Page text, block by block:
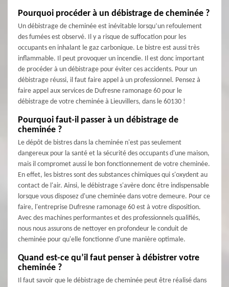
Pourquoi procéder à un débistrage de cheminée ?
Un débistrage de cheminée est inévitable lorsqu’un refoulement
des fumées est observé. Il y a risque de suffocation pour les
occupants en inhalant le gaz carbonique. Le bistre est aussi très
inflammable. Il peut provoquer un incendie. Il est donc important
de procéder à un débistrage pour éviter ces accidents. Pour un
débistrage réussi, il faut faire appel à un professionnel. Pensez à
faire appel aux services de Dufresne ramonage 60 pour le
débistrage de votre cheminée à Lieuvillers, dans le 60130 !
Pourquoi faut-il passer à un débistrage de
cheminée ?
Le dépôt de bistres dans la cheminée n'est pas seulement
dangereux pour la santé et la sécurité des occupants d'une maison,
mais il compromet aussi le bon fonctionnement de votre cheminée.
En effet, les bistres sont des substances chimiques qui s'oxydent au
contact de l'air. Ainsi, le débistrage s'avère donc être indispensable
lorsque vous disposez d'une cheminée dans votre demeure. Pour ce
faire, l'entreprise Dufresne ramonage 60 est à votre disposition.
Avec des machines performantes et des professionnels qualifiés,
nous nous assurons de nettoyer en profondeur le conduit de
cheminée pour qu'elle fonctionne d'une manière optimale.
Quand est-ce qu’il faut penser à débistrer votre
cheminée ?
Il faut savoir que le débistrage de cheminée peut être réalisé dans